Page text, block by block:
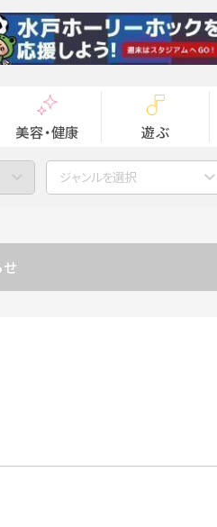
美容・健康 遊ぶ
ジャンルを選択